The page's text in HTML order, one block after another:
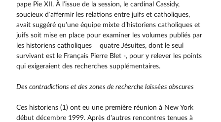
pape Pie XII. À l’issue de la session, le cardinal Cassidy,
soucieux d’affermir les relations entre juifs et catholiques,
avait suggéré qu’une équipe mixte d’historiens catholiques et
juifs soit mise en place pour examiner les volumes publiés par
les historiens catholiques – quatre Jésuites, dont le seul
survivant est le Français Pierre Blet -, pour y relever les points
qui exigeraient des recherches supplémentaires.
Des contradictions et des zones de recherche laissées obscures
Ces historiens (1) ont eu une première réunion à New York
début décembre 1999. Après d’autres rencontres tenues à